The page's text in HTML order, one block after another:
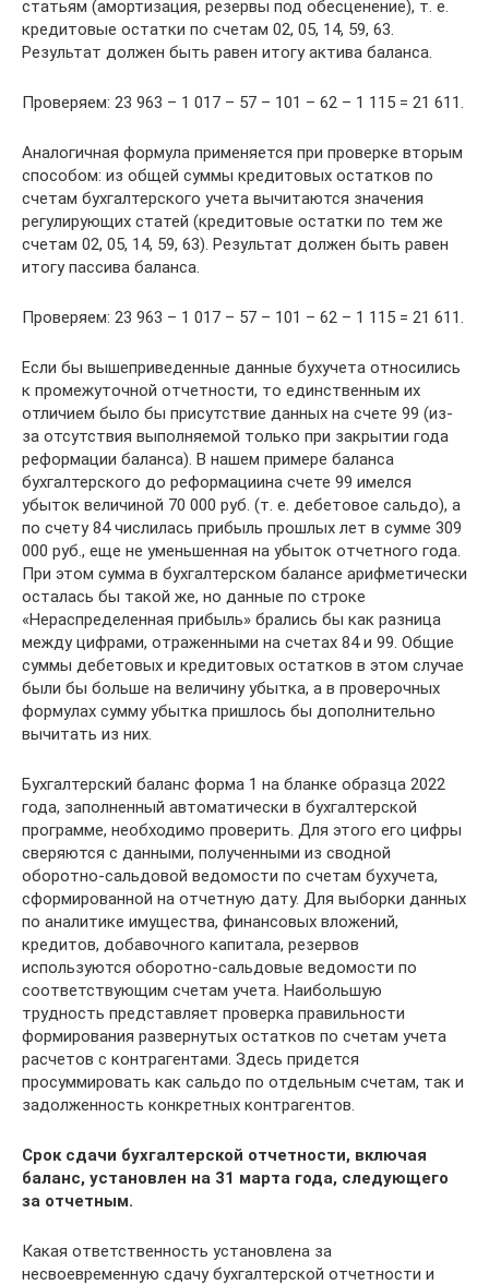
статьям (амортизация, резервы под обесценение), т. е.
кредитовые остатки по счетам 02, 05, 14, 59, 63.
Результат должен быть равен итогу актива баланса.
Проверяем: 23 963 – 1 017 – 57 – 101 – 62 – 1 115 = 21 611.
Аналогичная формула применяется при проверке вторым
способом: из общей суммы кредитовых остатков по
счетам бухгалтерского учета вычитаются значения
регулирующих статей (кредитовые остатки по тем же
счетам 02, 05, 14, 59, 63). Результат должен быть равен
итогу пассива баланса.
Проверяем: 23 963 – 1 017 – 57 – 101 – 62 – 1 115 = 21 611.
Если бы вышеприведенные данные бухучета относились
к промежуточной отчетности, то единственным их
отличием было бы присутствие данных на счете 99 (из-
за отсутствия выполняемой только при закрытии года
реформации баланса). В нашем примере баланса
бухгалтерского до реформациина счете 99 имелся
убыток величиной 70 000 руб. (т. е. дебетовое сальдо), а
по счету 84 числилась прибыль прошлых лет в сумме 309
000 руб., еще не уменьшенная на убыток отчетного года.
При этом сумма в бухгалтерском балансе арифметически
осталась бы такой же, но данные по строке
«Нераспределенная прибыль» брались бы как разница
между цифрами, отраженными на счетах 84 и 99. Общие
суммы дебетовых и кредитовых остатков в этом случае
были бы больше на величину убытка, а в проверочных
формулах сумму убытка пришлось бы дополнительно
вычитать из них.
Бухгалтерский баланс форма 1 на бланке образца 2022
года, заполненный автоматически в бухгалтерской
программе, необходимо проверить. Для этого его цифры
сверяются с данными, полученными из сводной
оборотно-сальдовой ведомости по счетам бухучета,
сформированной на отчетную дату. Для выборки данных
по аналитике имущества, финансовых вложений,
кредитов, добавочного капитала, резервов
используются оборотно-сальдовые ведомости по
соответствующим счетам учета. Наибольшую
трудность представляет проверка правильности
формирования развернутых остатков по счетам учета
расчетов с контрагентами. Здесь придется
просуммировать как сальдо по отдельным счетам, так и
задолженность конкретных контрагентов.
Срок сдачи бухгалтерской отчетности, включая
баланс, установлен на 31 марта года, следующего
за отчетным.
Какая ответственность установлена за
несвоевременную сдачу бухгалтерской отчетности и